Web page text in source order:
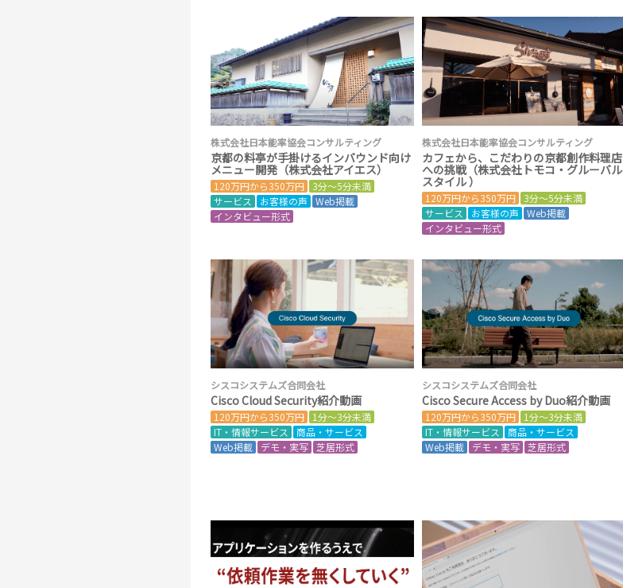
株式会社日本能率協会コンサルティング
京都の料亭が手掛けるインバウンド向け
メニュー開発（株式会社アイエス）
120万円から350万円
3分～5分未満
サービス
お客様の声
Web掲載
インタビュー形式
株式会社日本能率協会コンサルティング
カフェから、こだわりの京都創作料理店
への挑戦（株式会社トモコ・グルーバル
スタイル ）
120万円から350万円
3分～5分未満
サービス
お客様の声
Web掲載
インタビュー形式
シスコシステムズ合同会社
Cisco Cloud Security紹介動画
120万円から350万円
1分～3分未満
IT・情報サービス
商品・サービス
Web掲載
デモ・実写 芝居形式
シスコシステムズ合同会社
Cisco Secure Access by Duo紹介動画
120万円から350万円
1分～3分未満
IT・情報サービス
商品・サービス
Web掲載
デモ・実写 芝居形式